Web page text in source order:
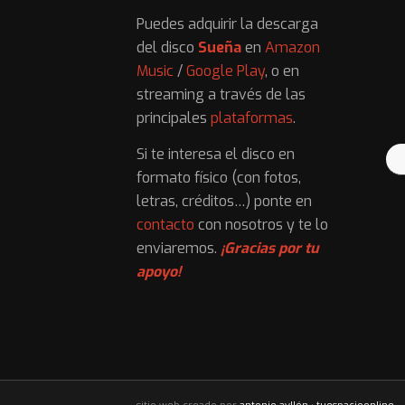
Puedes adquirir la descarga
del disco Sueñaen Amazon
Music/Google Play, o en
streaming a través de las
principales plataformas.
Si te interesa el disco en
formato físico (con fotos,
letras, créditos…) ponte en
contacto con nosotros y te lo
enviaremos. ¡Gracias por tu
apoyo!